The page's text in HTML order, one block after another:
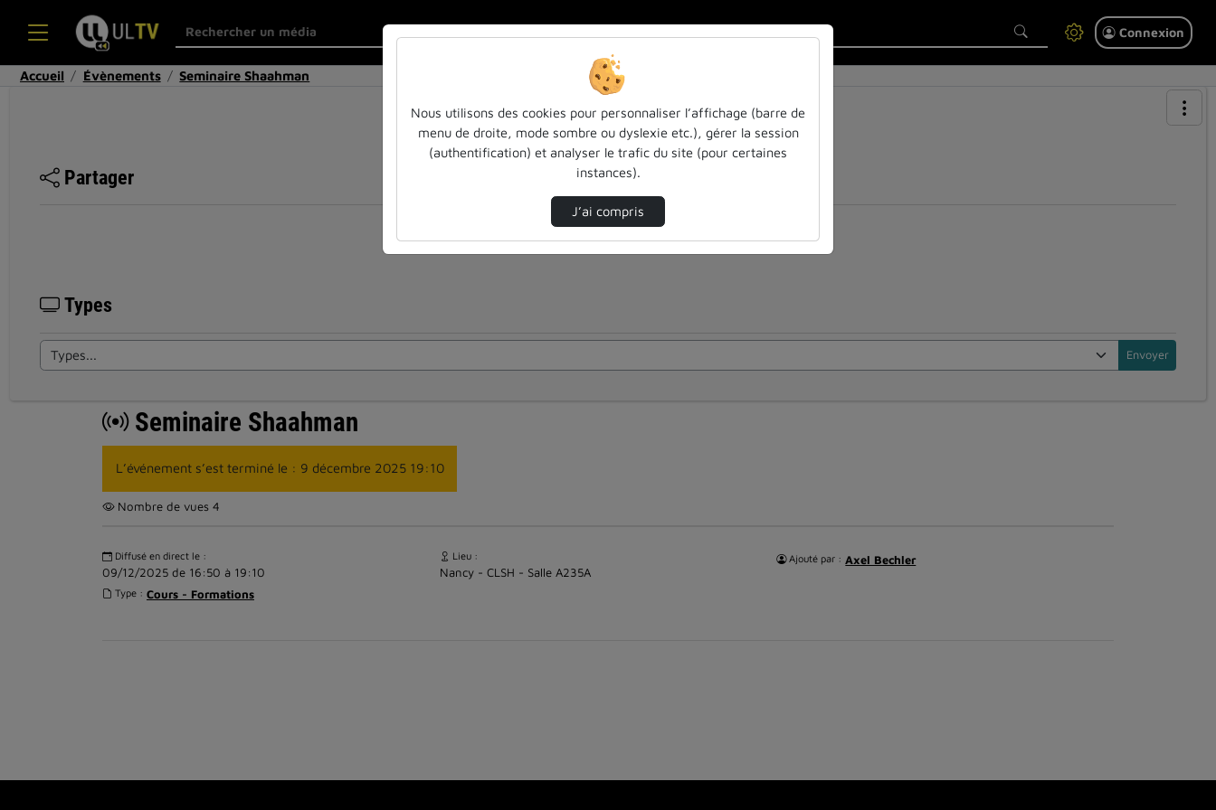
Connexion
Accueil Évènements Seminaire Shaahman
Partager
Types
Seminaire Shaahman
L’événement s’est terminé le : 9 décembre 2025 19:10
Nombre de vues 4
Infos
Diffusé en direct le :
09/12/2025 de 16:50 à 19:10
Lieu :
Nancy - CLSH - Salle A235A
Ajouté par : Axel Bechler
Type : Cours - Formations
Nous utilisons des cookies pour personnaliser l’affichage (barre de
menu de droite, mode sombre ou dyslexie etc.), gérer la session
(authentification) et analyser le trafic du site (pour certaines
instances).
J’ai compris